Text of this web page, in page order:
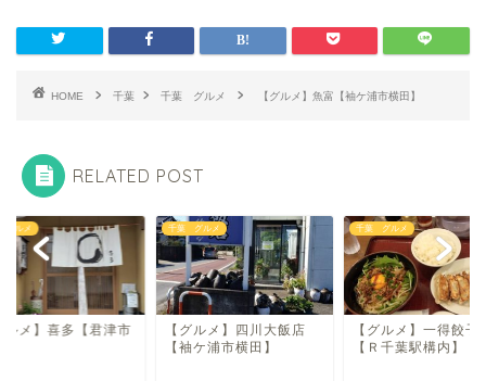
HOME 千葉 千葉 グルメ 【グルメ】魚富【袖ケ浦市横田】
RELATED POST
グルメ
ルメ】喜多【君津市
千葉 グルメ
【グルメ】四川大飯店
【袖ケ浦市横田】
千葉 グルメ
【グルメ】一得餃子
【Ｒ千葉駅構内】